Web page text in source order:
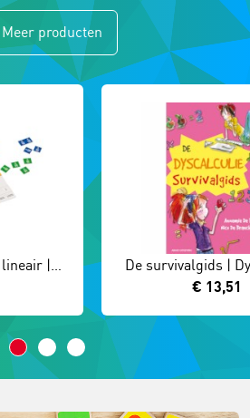
Meer producten
|
De survivalgids |
€ 13,51